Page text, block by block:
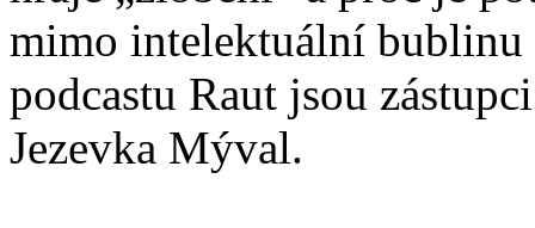
mimo intelektuální
podcastu Raut jsou
Jezevka Mýval.